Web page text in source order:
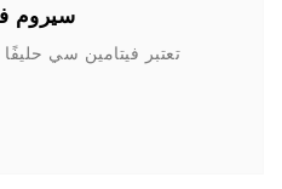
سيروم
تعتبر فيتامين سي